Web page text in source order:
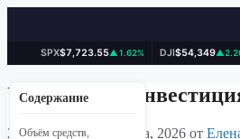
SPX$7,723.55▲1.62% DJI$54,349
к
содержимому
Управление
29 марта, 2026 29 марта, 2026 от
Содержание
Объём средств,